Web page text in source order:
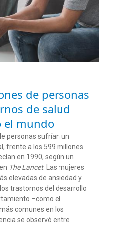
de personas
de salud
el mundo
personas sufrían un
frente a los 599 millones
en 1990, según un
The Lancet. Las mujeres
elevadas de ansiedad y
trastornos del desarrollo
–como el
comunes en los
se observó entre